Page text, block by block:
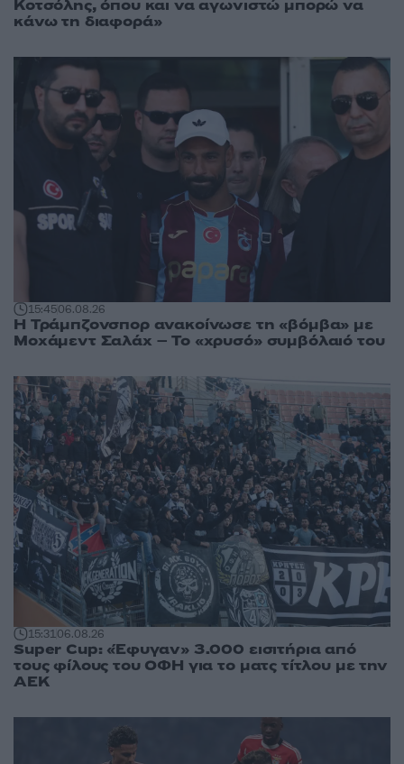
Κοτσόλης, όπου και να αγωνιστώ μπορώ να
κάνω τη διαφορά»
15:4506.08.26
Η Τράμπζονσπορ ανακοίνωσε τη «βόμβα» με
Μοχάμεντ Σαλάχ – Το «χρυσό» συμβόλαιό του
15:3106.08.26
Super Cup: «Έφυγαν» 3.000 εισιτήρια από
τους φίλους του ΟΦΗ για το ματς τίτλου με την
ΑΕΚ